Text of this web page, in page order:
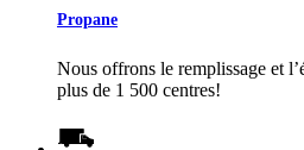
Propane
Nous offrons le remplissage et
plus de 1 500 centres!